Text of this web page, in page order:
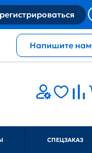
Напишите нам
СПЕЦЗАКАЗ